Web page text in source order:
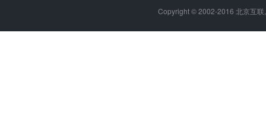
Copyright © 2002-2016 北京互